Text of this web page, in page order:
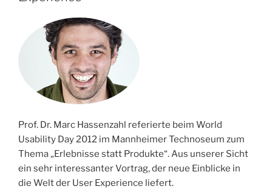
Prof. Dr. Marc Hassenzahl referierte beim World
Usability Day 2012 im Mannheimer Technoseum zum
Thema „Erlebnisse statt Produkte“. Aus unserer Sicht
ein sehr interessanter Vortrag, der neue Einblicke in
die Welt der User Experience liefert.